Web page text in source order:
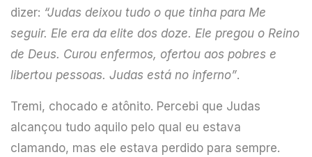
dizer: “Judas deixou tudo o que tinha para Me
seguir. Ele era da elite dos doze. Ele pregou o Reino
de Deus. Curou enfermos, ofertou aos pobres e
libertou pessoas. Judas está no inferno”.
Tremi, chocado e atônito. Percebi que Judas
alcançou tudo aquilo pelo qual eu estava
clamando, mas ele estava perdido para sempre.